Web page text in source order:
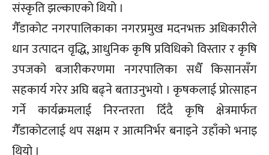
संस्कृति झल्काएको थियो ।
गैँडाकोट नगरपालिकाका नगरप्रमुख मदनभक्त अधिकारीले
धान उत्पादन वृद्धि, आधुनिक कृषि प्रविधिको विस्तार र कृषि
उपजको बजारीकरणमा नगरपालिका सधैँ किसानसँग
सहकार्य गरेर अघि बढ्ने बताउनुभयो । कृषकलाई प्रोत्साहन
गर्ने कार्यक्रमलाई निरन्तरता दिँदै कृषि क्षेत्रमार्फत
गैँडाकोटलाई थप सक्षम र आत्मनिर्भर बनाइने उहाँको भनाइ